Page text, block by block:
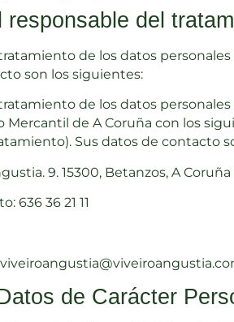
responsable del
de los datos
son los siguientes:
de los datos
Mercantil de A Coruña con los
Sus datos de contacto
9. 15300, Betanzos, A Coruña
636 36 21 11
de Carácter